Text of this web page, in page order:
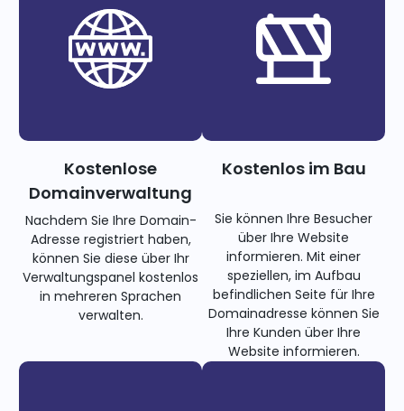
Kostenlose
Domainverwaltung
Nachdem Sie Ihre Domain-
Adresse registriert haben,
können Sie diese über Ihr
Verwaltungspanel kostenlos
in mehreren Sprachen
verwalten.
Kostenlos im Bau
Sie können Ihre Besucher
über Ihre Website
informieren. Mit einer
speziellen, im Aufbau
befindlichen Seite für Ihre
Domainadresse können Sie
Ihre Kunden über Ihre
Website informieren.